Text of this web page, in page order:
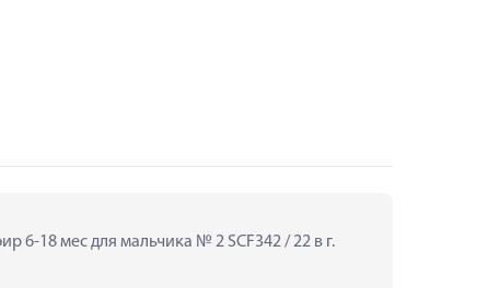
6-18 мес для мальчика № 2 SCF342 / 22 в г.